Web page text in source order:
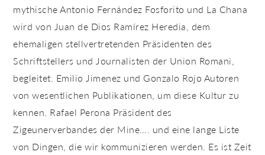
mythische Antonio Fernández Fosforito und La Chana
wird von Juan de Dios Ramírez Heredia, dem
ehemaligen stellvertretenden Präsidenten des
Schriftstellers und Journalisten der Union Romani,
begleitet. Emilio Jimenez und Gonzalo Rojo Autoren
von wesentlichen Publikationen, um diese Kultur zu
kennen. Rafael Perona Präsident des
Zigeunerverbandes der Mine…. und eine lange Liste
von Dingen, die wir kommunizieren werden. Es ist Zeit